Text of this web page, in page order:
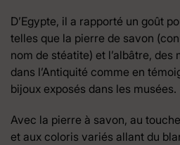
D’Egypte, il a rapporté un goût
telles que la pierre de savon
nom de stéatite) et l’albâtre,
dans l’Antiquité comme en
bijoux exposés dans les musées.
Avec la pierre à savon, au
et aux coloris variés allant du